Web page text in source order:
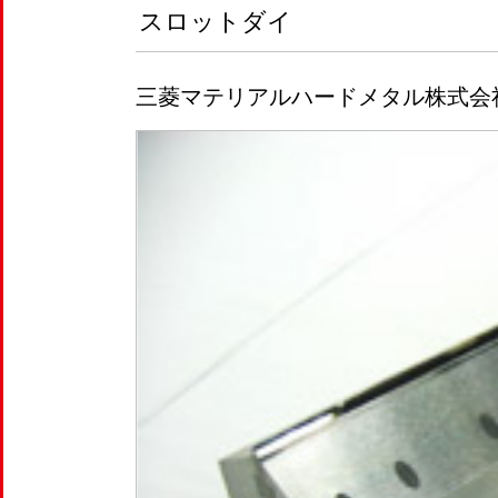
スロットダイ
三菱マテリアルハードメタル株式会